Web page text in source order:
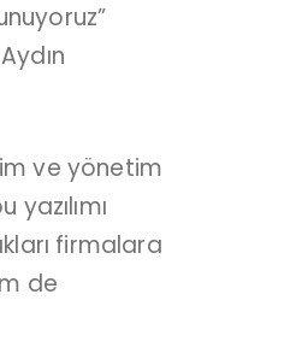
ve yönetim
firmalara
de